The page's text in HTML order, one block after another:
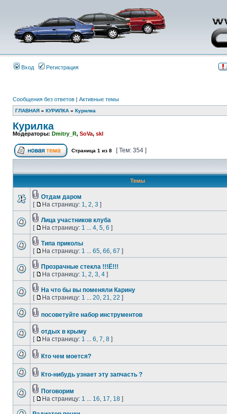
Вход Регистрация
Сообщения без ответов | Активные темы
ГЛАВНАЯ » КУРИЛКА » Курилка
Курилка
Модераторы: Dmitry_R, SoVa, skl
Страница 1 из 8 [ Тем: 354 ]
Темы
Отдам даром
[
На страницу: 1, 2, 3 ]
Лица участников клуба
[
На страницу: 1 ... 4, 5, 6 ]
Типа приколы
[
На страницу: 1 ... 65, 66, 67 ]
Прозрачные стекла !!!Ё!!!
[
На страницу: 1, 2, 3, 4 ]
На что бы вы поменяли Карину
[
На страницу: 1 ... 20, 21, 22 ]
посоветуйте набор инструментов
отдых в крыму
[
На страницу: 1 ... 6, 7, 8 ]
Кто чем моется?
Кто-нибудь узнает эту запчасть ?
Поговорим
[
На страницу: 1 ... 16, 17, 18 ]